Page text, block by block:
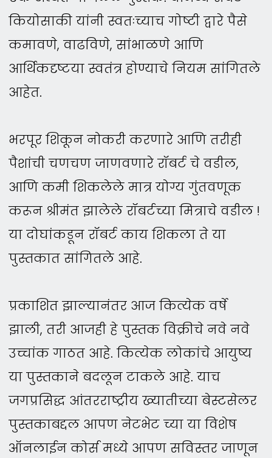
कियोसाकी यांनी स्वतःच्याच गोष्टी द्वारे पैसे
कमावणे, वाढविणे, सांभाळणे आणि
आर्थिकदृष्टया स्वतंत्र होण्याचे नियम सांगितले
आहेत.
भरपूर शिकून नोकरी करणारे आणि तरीही
पैशांची चणचण जाणवणारे रॉबर्ट चे वडील,
आणि कमी शिकलेले मात्र योग्य गुंतवणूक
करून श्रीमंत झालेले रॉबर्टच्या मित्राचे वडील !
या दोघांकडून रॉबर्ट काय शिकला ते या
पुस्तकात सांगितले आहे.
प्रकाशित झाल्यानंतर आज कित्येक वर्षे
झाली, तरी आजही हे पुस्तक विक्रीचे नवे नवे
उच्चांक गाठत आहे. कित्येक लोकांचे आयुष्य
या पुस्तकाने बदलून टाकले आहे. याच
जगप्रसिद्ध आंतरराष्ट्रीय ख्यातीच्या बेस्टसेलर
पुस्तकाबद्दल आपण नेटभेट च्या या विशेष
ऑनलाईन कोर्स मध्ये आपण सविस्तर जाणून